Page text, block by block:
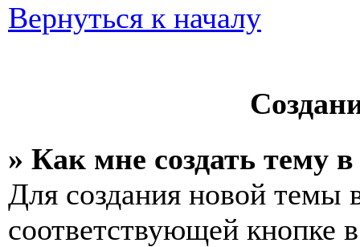
Вернуться к началу
» Как мне создать тему
Для создания новой темы
соответствующей кнопке